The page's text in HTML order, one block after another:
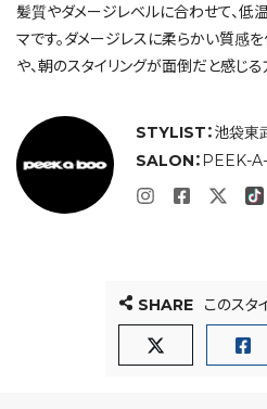
STYLIST：池袋東
SALON： PEEK-
髪質やダメージレベルに合わせて、低
マです。ダメージレスに柔らかい質感
や、朝のスタイリングが面倒だと感じ
SHARE このスタ